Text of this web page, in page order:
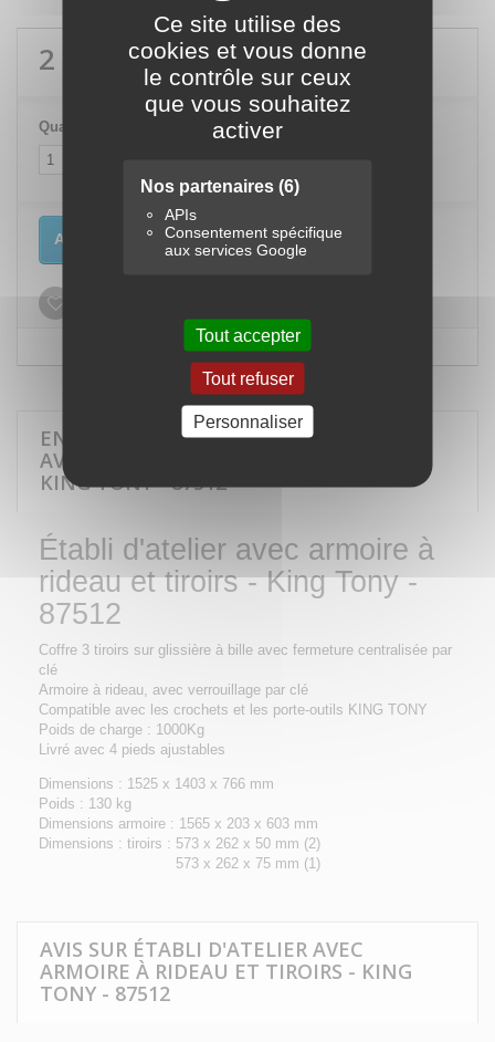
Ce site utilise des
cookies et vous donne
le contrôle sur ceux
que vous souhaitez
activer
Nos partenaires (6)
APIs
Consentement spécifique
aux services Google
Tout accepter
Tout refuser
Personnaliser
2 110,80 €TTC
Quantité
Ajouter au panier
EN SAVOIR PLUS SUR ÉTABLI D'ATELIER
AVEC ARMOIRE À RIDEAU ET TIROIRS -
KING TONY - 87512
Établi d'atelier avec armoire à
rideau et tiroirs - King Tony -
87512
Coffre 3 tiroirs sur glissière à bille avec fermeture centralisée par
clé
Armoire à rideau, avec verrouillage par clé
Compatible avec les crochets et les porte-outils KING TONY
Poids de charge : 1000Kg
Livré avec 4 pieds ajustables
Dimensions : 1525 x 1403 x 766 mm
Poids : 130 kg
Dimensions armoire : 1565 x 203 x 603 mm
Dimensions : tiroirs : 573 x 262 x 50 mm (2)
573 x 262 x 75 mm (1)
AVIS SUR ÉTABLI D'ATELIER AVEC
ARMOIRE À RIDEAU ET TIROIRS - KING
TONY - 87512